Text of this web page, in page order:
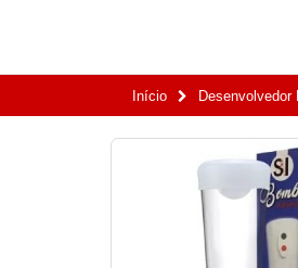
Início Desenvolvedor